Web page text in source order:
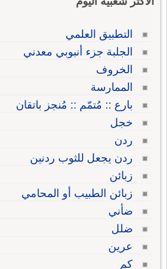
التطبيق العلمي
الجلبة جزء أنبوبي معدني
الخروف
الممارسة
بارع :: مُتمّم :: مُنجز باتقان
خجل
ردن
ردن يجعل للثوب ردنين
زبائن
زبائن الطبيب أو المحامي
ضأني
ضلل
عرين
كم